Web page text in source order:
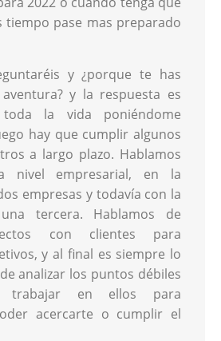
tiempo pase mas preparado
y ¿porque te has
y la respuesta es
la vida poniéndome
hay que cumplir algunos
a largo plazo. Hablamos
nivel empresarial, en la
empresas y todavía con la
tercera. Hablamos de
con clientes para
y al final es siempre lo
analizar los puntos débiles
trabajar en ellos para
acercarte o cumplir el